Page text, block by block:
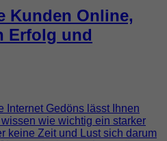
Kunden Online,
Erfolg und
Internet Gedöns lässt Ihnen
wie wichtig ein starker
keine Zeit und Lust sich darum